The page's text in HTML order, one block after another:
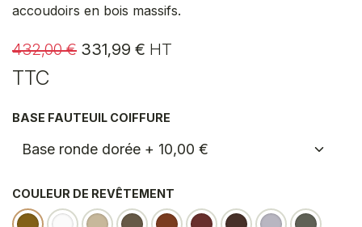
accoudoirs en bois massifs.
432,00€ 331,99 € HT
TTC
BASE FAUTEUIL COIFFURE
COULEUR DE REVÊTEMENT